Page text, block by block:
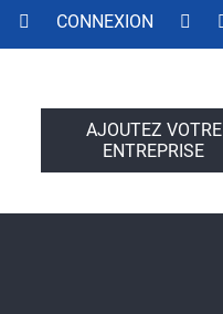
CONNEXION
AJOUTEZ VOTRE
ENTREPRISE